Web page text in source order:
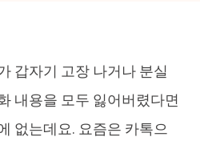
갑자기 고장 나거나 분실
내용을 모두 잃어버렸다면
없는데요. 요즘은 카톡으